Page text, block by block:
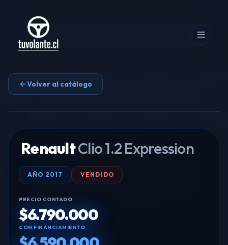
Volver al catálogo
RenaultClio 1.2 Expression
AÑO 2017 VENDIDO
PRECIO CONTADO
$6.790.000
CON FINANCIAMIENTO